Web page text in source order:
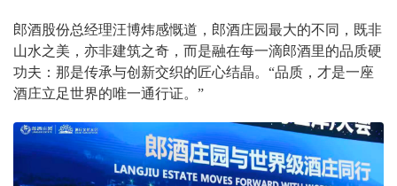
郎酒股份总经理汪博炜感慨道，郎酒庄园最大的不同，既非
山水之美，亦非建筑之奇，而是融在每一滴郎酒里的品质硬
功夫：那是传承与创新交织的匠心结晶。“品质，才是一座
酒庄立足世界的唯一通行证。”